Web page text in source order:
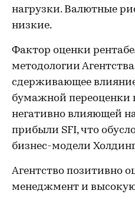
нагрузки. Валютные
низкие.
Фактор оценки
методологии
сдерживающее
бумажной переоценки
негативно влияющей
прибыли SFI, что
бизнес-модели
Агентство позитивно
менеджмент и